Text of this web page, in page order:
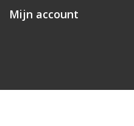
Mijn account